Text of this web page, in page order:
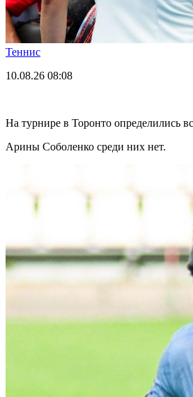
Теннис
10.08.26 08:08
На турнире в Торонто определились
Арины Соболенко среди них нет.